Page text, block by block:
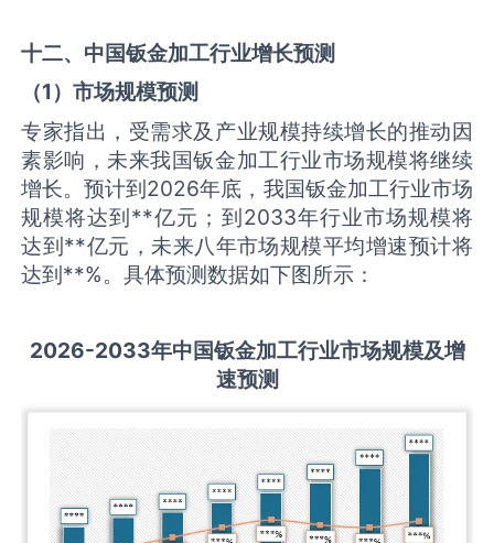
十二、中国钣金加工行业增长预测
（1）市场规模预测
专家指出，受需求及产业规模持续增长的推动因
素影响，未来我国钣金加工行业市场规模将继续
增长。预计到2026年底，我国钣金加工行业市场
规模将达到**亿元；到2033年行业市场规模将
达到**亿元，未来八年市场规模平均增速预计将
达到**%。具体预测数据如下图所示：
2026-2033年中国钣金加工行业市场规模及增
速预测